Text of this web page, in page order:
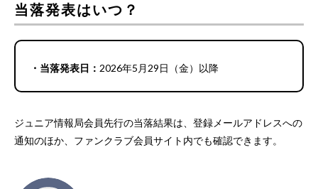
当落発表はいつ？
・当落発表日： 2026年5月29日（金）以降
ジュニア情報局会員先行の当落結果は、登録メールアドレスへの
通知のほか、ファンクラブ会員サイト内でも確認できます。